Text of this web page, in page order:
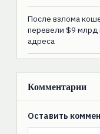
После взлома
перевели $9 млрд
адреса
Комментарии
Оставить